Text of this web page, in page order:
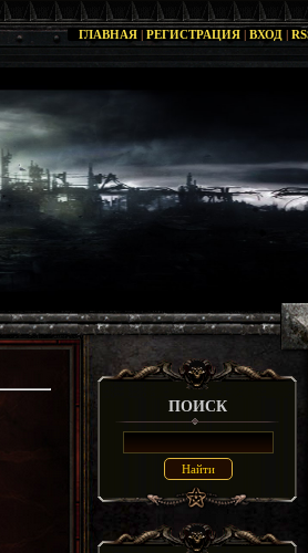
ГЛАВНАЯ | РЕГИСТРАЦИЯ | ВХОД |
ПОИСК